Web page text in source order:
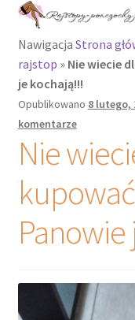
Rajstopy
Rajstopy Orirose
Pończochy i
zakolanówki
Podkolanówki i
skarpetki
produkty
Nawigacja Strona
rajstop » Nie wiecie
je kochają!!!
Opublikowano 8 lutego,
komentarze
Nie